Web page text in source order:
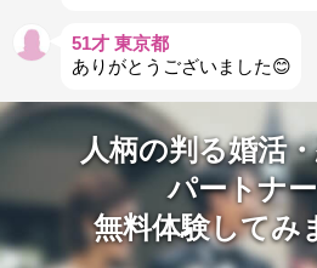
51才 東京都
ありがとうございました😊
人柄の判る婚活
パートナ
無料体験してみ